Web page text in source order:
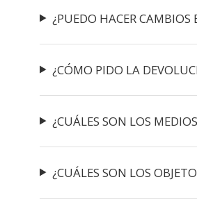
¿PUEDO HACER CAMBIOS
¿CÓMO PIDO LA
¿CUÁLES SON LOS
¿CUÁLES SON LOS